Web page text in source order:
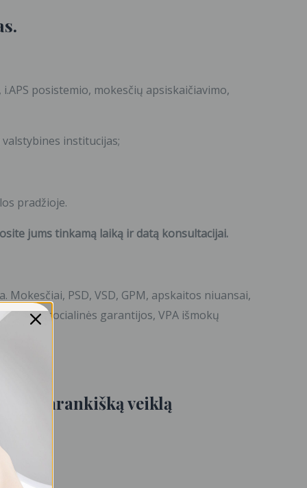
.
posistemio, mokesčių apsiskaičiavimo,
institucijas;
pradžioje.
jums tinkamą laiką ir datą konsultacijai.
PSD, VSD, GPM, apskaitos niuansai,
socialinės garantijos, VPA išmokų
savarankišką veiklą